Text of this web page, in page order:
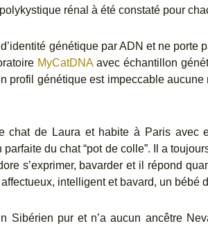
rénal à été constaté pour
d’identité génétique par ADN et ne
MyCatDNAavec échantillon
profil génétique est impeccable
chat de Laura et habite à Paris avec
parfaite du chat “pot de colle”. Il a
s’exprimer, bavarder et il répond
intelligent et bavard, un bébé
Sibérien pur et n’a aucun ancêtre